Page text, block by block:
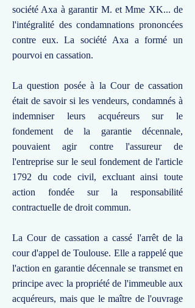
société Axa à garantir M. et Mme XK... de
l'intégralité des condamnations prononcées
contre eux. La société Axa a formé un
pourvoi en cassation.
La question posée à la Cour de cassation
était de savoir si les vendeurs, condamnés à
indemniser leurs acquéreurs sur le
fondement de la garantie décennale,
pouvaient agir contre l'assureur de
l'entreprise sur le seul fondement de l'article
1792 du code civil, excluant ainsi toute
action fondée sur la responsabilité
contractuelle de droit commun.
La Cour de cassation a cassé l'arrêt de la
cour d'appel de Toulouse. Elle a rappelé que
l'action en garantie décennale se transmet en
principe avec la propriété de l'immeuble aux
acquéreurs, mais que le maître de l'ouvrage